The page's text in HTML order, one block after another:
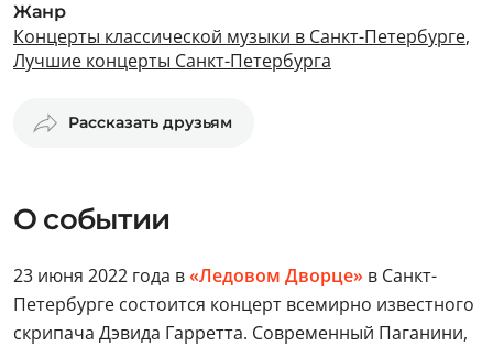
Жанр
Концерты классической музыки в Санкт-Петербурге,
Лучшие концерты Санкт-Петербурга
Рассказать друзьям
О событии
23 июня 2022 года в«Ледовом Дворце» в Санкт-
Петербурге состоится концерт всемирно известного
скрипача Дэвида Гарретта. Современный Паганини,